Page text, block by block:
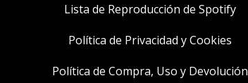
Lista de Reproducción de Spotify
Política de Privacidad y Cookies
Política de Compra, Uso y Devolución